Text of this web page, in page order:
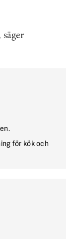
för kök och